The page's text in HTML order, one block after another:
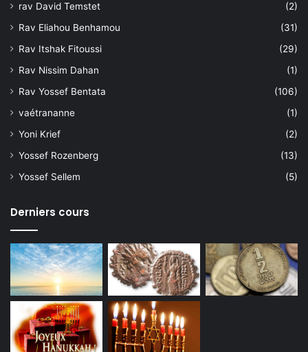
rav David Temstet
(2)
Rav Eliahou Benhamou
(31)
Rav Itshak Fitoussi
(29)
Rav Nissim Dahan
(1)
Rav Yossef Bentata
(106)
vaétrananne
(1)
Yoni Krief
(2)
Yossef Rozenberg
(13)
Yossef Sellem
(5)
Derniers cours